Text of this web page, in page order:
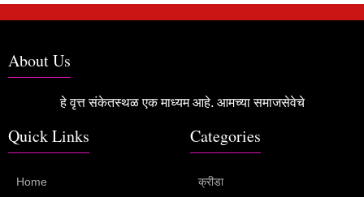
About Us
हे वृत्त संकेतस्थळ एक माध्यम आहे. आमच्या समाजसेवेचे
Quick Links
Home
Categories
क्रीडा